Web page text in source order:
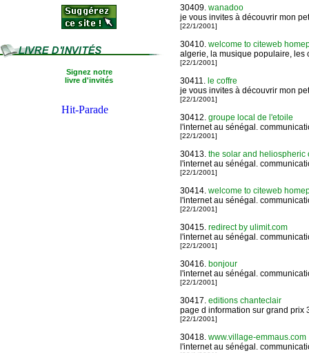
Signez notre
livre d'invités
30409. wanadoo
je vous invites à découvrir mon
[22/1/2001]
30410. welcome to citeweb
algerie, la musique populaire, les
[22/1/2001]
30411. le coffre
je vous invites à découvrir mon
[22/1/2001]
30412. groupe local de l'etoile
l'internet au sénégal.
[22/1/2001]
30413. the solar and heliospheric
l'internet au sénégal.
[22/1/2001]
30414. welcome to citeweb
l'internet au sénégal.
[22/1/2001]
30415. redirect by ulimit.com
l'internet au sénégal.
[22/1/2001]
30416. bonjour
l'internet au sénégal.
[22/1/2001]
30417. editions chanteclair
page d information sur grand prix
[22/1/2001]
30418. www.village-emmaus.com
l'internet au sénégal.